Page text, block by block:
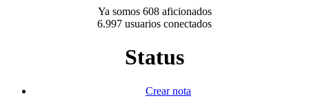
Ya somos 608 aficionados
6.997 usuarios conectados
Status
Crear nota